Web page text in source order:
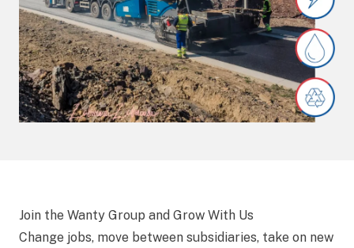
Join the Wanty Group and Grow With Us
Change jobs, move between subsidiaries, take on new